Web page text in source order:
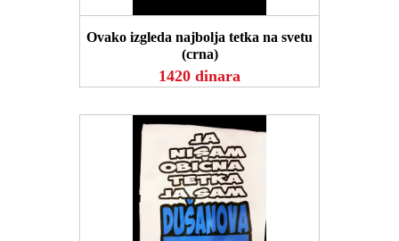
Ovako izgleda najbolja tetka na svetu
(crna)
1420 dinara